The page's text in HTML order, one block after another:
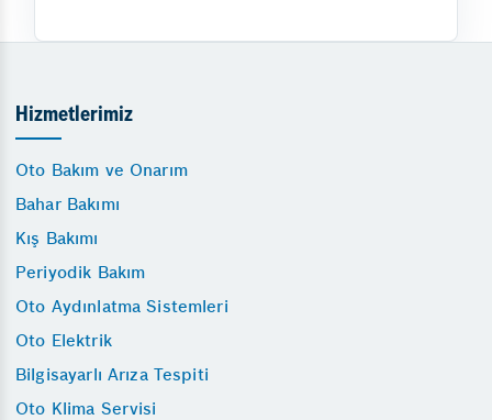
Hizmetlerimiz
Oto Bakım ve Onarım
Bahar Bakımı
Kış Bakımı
Periyodik Bakım
Oto Aydınlatma Sistemleri
Oto Elektrik
Bilgisayarlı Arıza Tespiti
Oto Klima Servisi